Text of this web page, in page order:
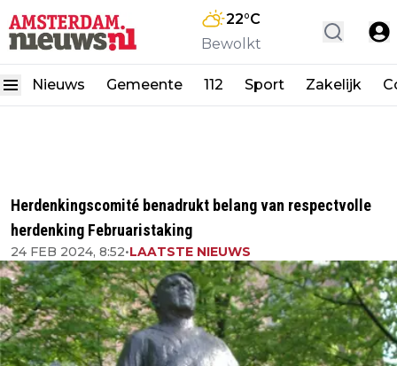
22°C
Bewolkt
Nieuws Gemeente 112 Sport Zakelijk
Herdenkingscomité benadrukt belang van respectvolle
herdenking Februaristaking
24 FEB 2024, 8:52•LAATSTE NIEUWS